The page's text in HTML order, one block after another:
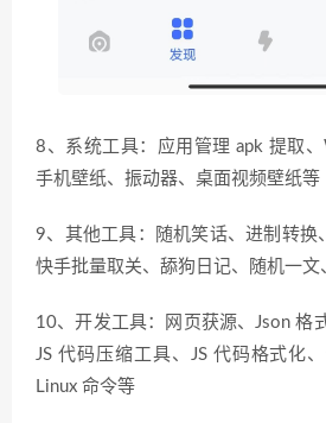
8、系统工具：应用管理 apk 提取
手机壁纸、振动器、桌面视频壁纸等
9、其他工具：随机笑话、进制转换
快手批量取关、舔狗日记、随机一文
10、开发工具：网页获源、Json 格
JS 代码压缩工具、JS 代码格式化
Linux 命令等